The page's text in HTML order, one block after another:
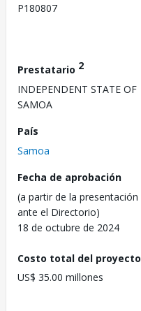
P180807
Prestatario 2
INDEPENDENT STATE OF
SAMOA
País
Samoa
Fecha de aprobación
(a partir de la presentación
ante el Directorio)
18 de octubre de 2024
Costo total del proyecto
US$ 35.00 millones